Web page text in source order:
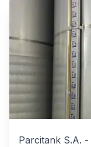
Parcitank S.A. -